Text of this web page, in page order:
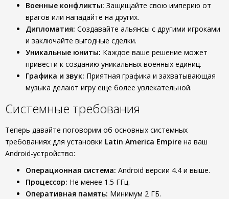
Военные конфликты: Защищайте свою империю от
врагов или нападайте на других.
Дипломатия: Создавайте альянсы с другими игроками
и заключайте выгодные сделки.
Уникальные юниты: Каждое ваше решение может
привести к созданию уникальных военных единиц.
Графика и звук: Приятная графика и захватывающая
музыка делают игру еще более увлекательной.
Системные требования
Теперь давайте поговорим об основных системных
требованиях для установки Latin America Empire на ваш
Android-устройство:
Операционная система: Android версии 4.4 и выше.
Процессор: Не менее 1.5 ГГц.
Оперативная память: Минимум 2 ГБ.